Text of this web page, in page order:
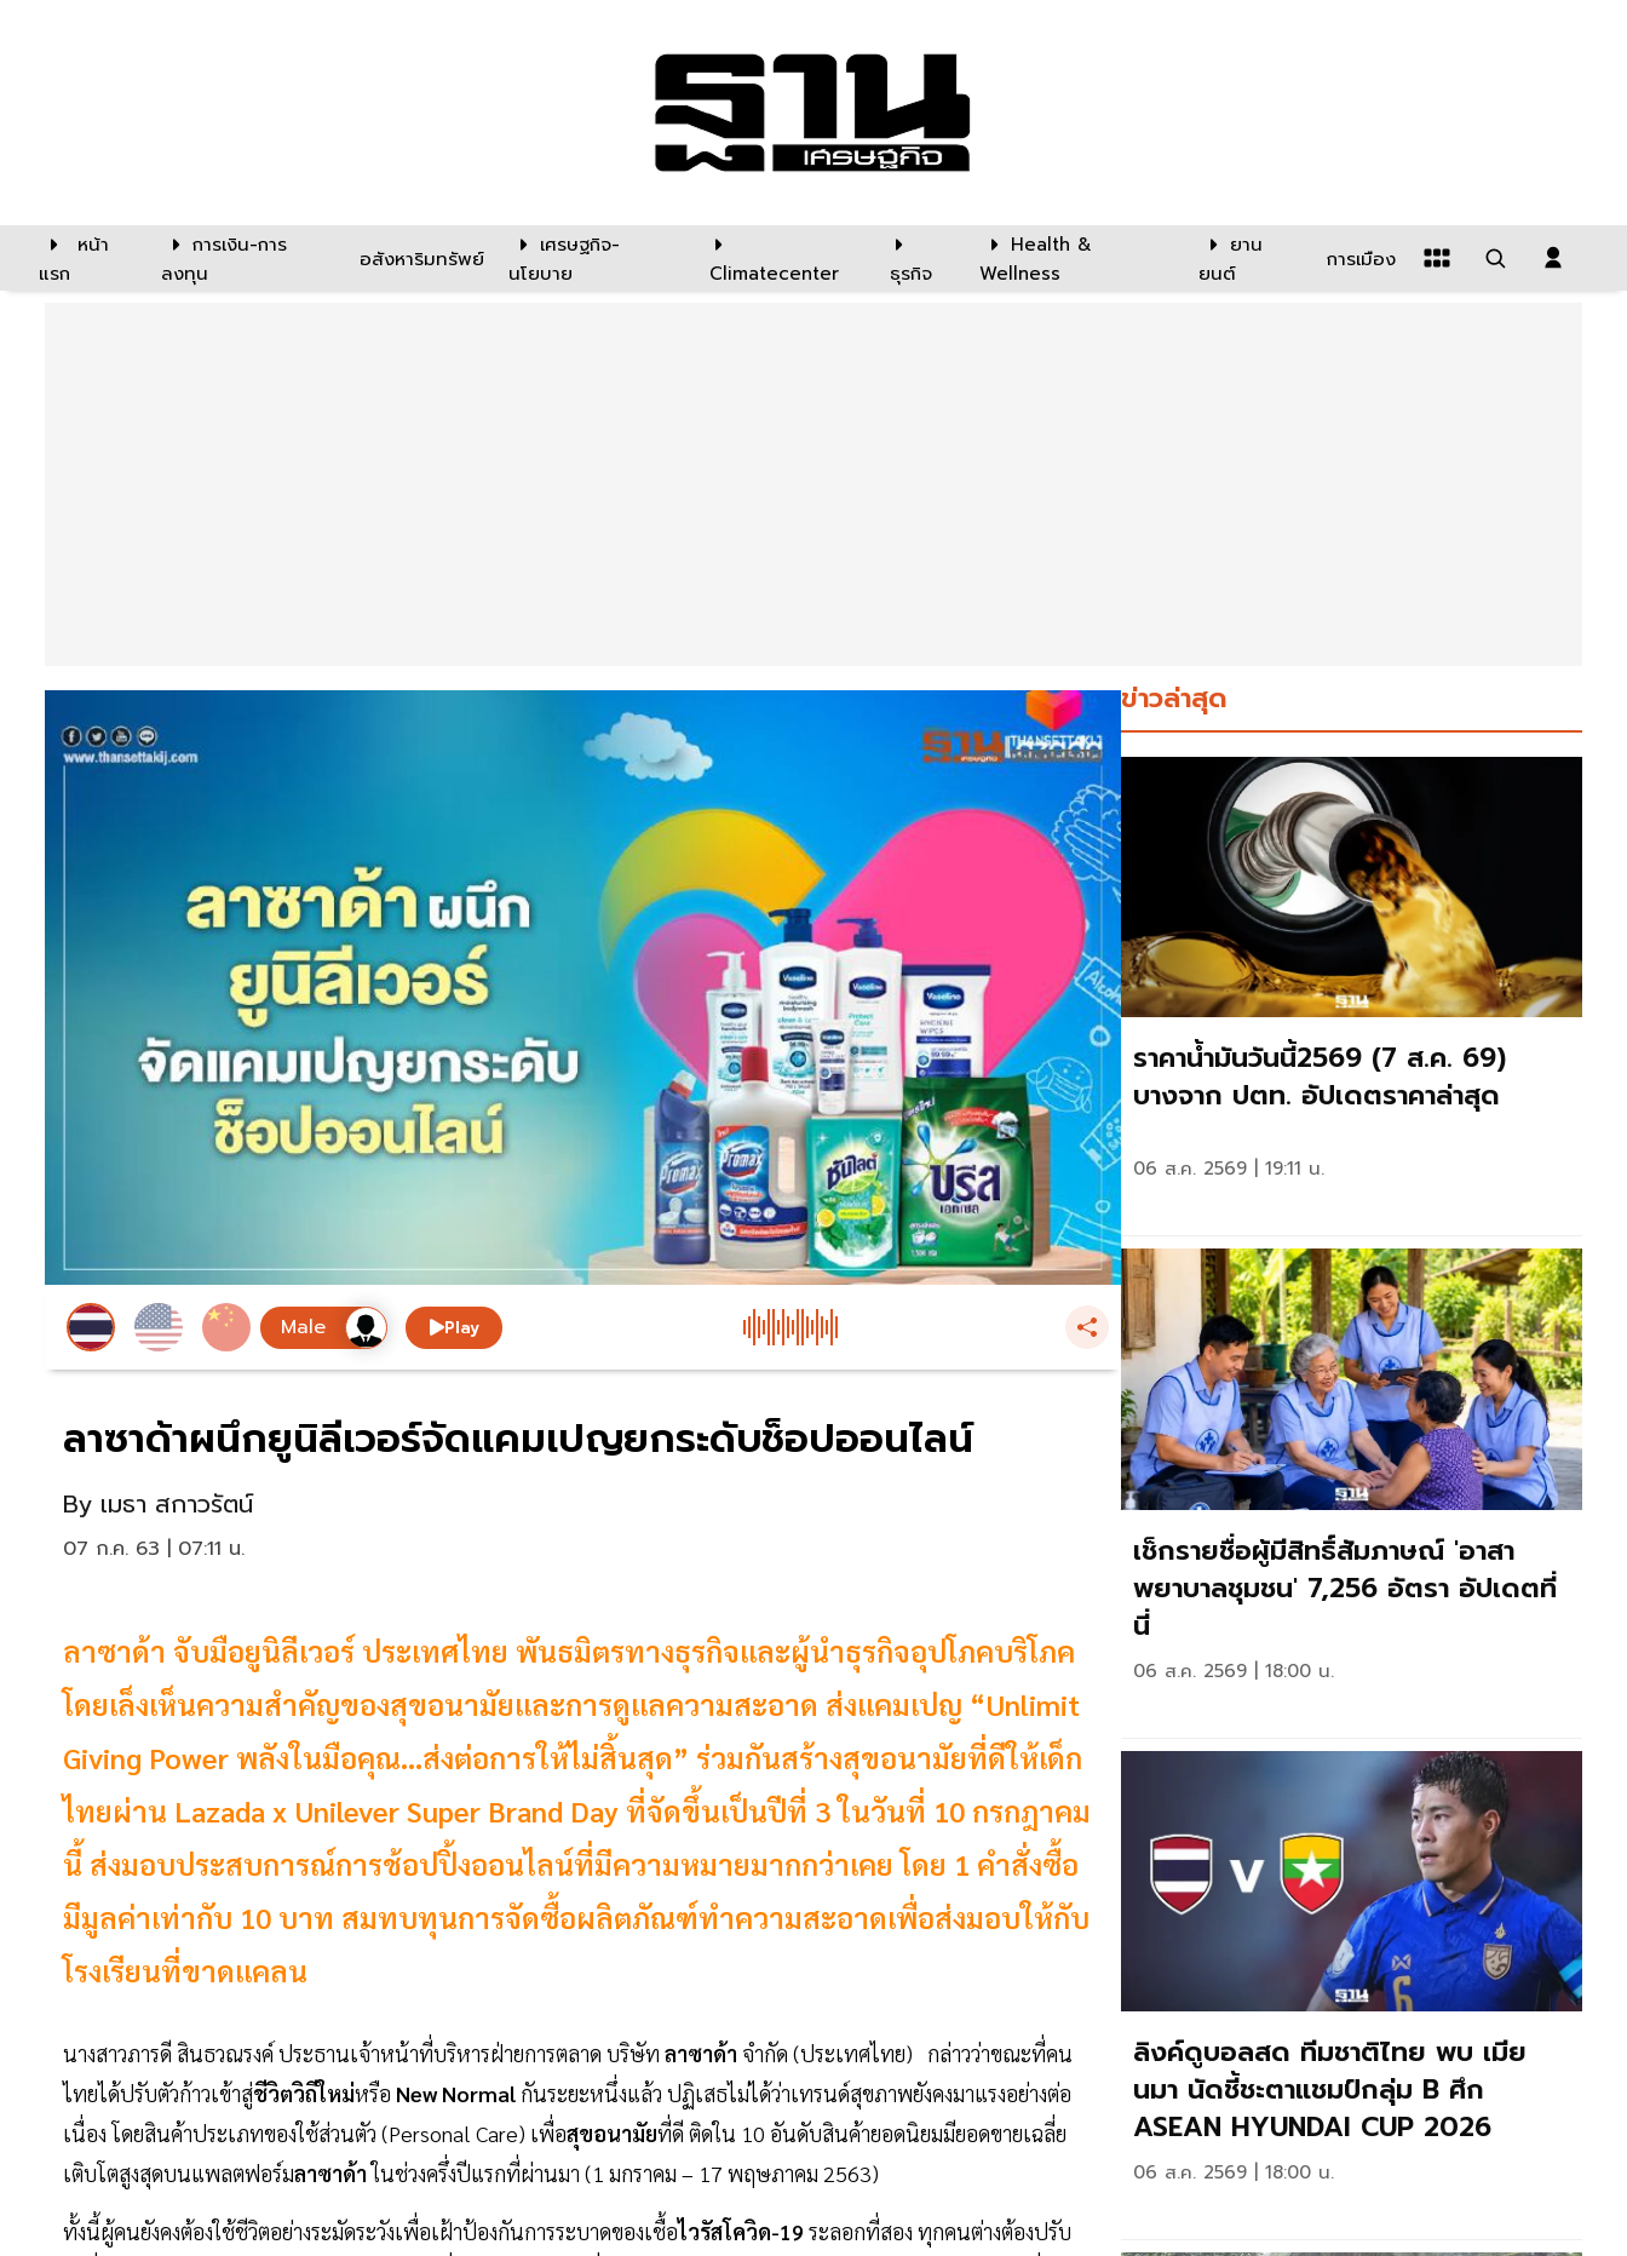
หน้า
แรก
การเงิน-การ
ลงทุน
อสังหาริมทรัพย์
เศรษฐกิจ-
นโยบาย
Climatecenter ธุรกิจ
Health &
Wellness
ยาน
ยนต์
การเมือง
Play
ลาซาด้าผนึกยูนิลีเวอร์จัดแคมเปญยกระดับช็อปออนไลน์
By เมธา สกาวรัตน์
07 ก.ค. 63 | 07:11 น.
ลาซาด้า จับมือยูนิลีเวอร์ ประเทศไทย พันธมิตรทางธุรกิจและผู้นำธุรกิจอุปโภคบริโภค
โดยเล็งเห็นความสำคัญของสุขอนามัยและการดูแลความสะอาด ส่งแคมเปญ “Unlimit
Giving Power พลังในมือคุณ…ส่งต่อการให้ไม่สิ้นสุด” ร่วมกันสร้างสุขอนามัยที่ดีให้เด็ก
ไทยผ่าน Lazada x Unilever Super Brand Day ที่จัดขึ้นเป็นปีที่ 3 ในวันที่ 10 กรกฎาคม
นี้ ส่งมอบประสบการณ์การช้อปปิ้งออนไลน์ที่มีความหมายมากกว่าเคย โดย 1 คำสั่งซื้อ
มีมูลค่าเท่ากับ 10 บาท สมทบทุนการจัดซื้อผลิตภัณฑ์ทำความสะอาดเพื่อส่งมอบให้กับ
โรงเรียนที่ขาดแคลน
นางสาวภารดี สินธวณรงค์ ประธานเจ้าหน้าที่บริหารฝ่ายการตลาด บริษัท ลาซาด้า จำกัด (ประเทศไทย) กล่าวว่าขณะที่คน
ไทยได้ปรับตัวก้าวเข้าสู่ชีวิตวิถีใหม่หรือ New Normal กันระยะหนึ่งแล้ว ปฏิเสธไม่ได้ว่าเทรนด์สุขภาพยังคงมาแรงอย่างต่อ
เนื่อง โดยสินค้าประเภทของใช้ส่วนตัว (Personal Care) เพื่อสุขอนามัยที่ดี ติดใน 10 อันดับสินค้ายอดนิยมมียอดขายเฉลี่ย
เติบโตสูงสุดบนแพลตฟอร์มลาซาด้าในช่วงครึ่งปีแรกที่ผ่านมา (1 มกราคม – 17 พฤษภาคม 2563)
ทั้งนี้ผู้คนยังคงต้องใช้ชีวิตอย่างระมัดระวังเพื่อเฝ้าป้องกันการระบาดของเชื้อไวรัสโควิด-19 ระลอกที่สอง ทุกคนต่างต้องปรับ
ข่าวล่าสุด
ราคาน้ำมันวันนี้2569 (7 ส.ค. 69)
บางจาก ปตท. อัปเดตราคาล่าสุด
06 ส.ค. 2569 | 19:11 น.
เช็กรายชื่อผู้มีสิทธิ์สัมภาษณ์ 'อาสา
พยาบาลชุมชน' 7,256 อัตรา อัปเดตที่
นี่
06 ส.ค. 2569 | 18:00 น.
ลิงค์ดูบอลสด ทีมชาติไทย พบ เมีย
นมา นัดชี้ชะตาแชมป์กลุ่ม B ศึก
ASEAN HYUNDAI CUP 2026
06 ส.ค. 2569 | 18:00 น.